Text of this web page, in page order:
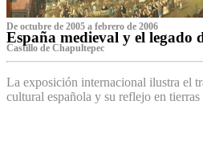
De octubre de 2005 a febrero de 2006
España medieval y el legado
Castillo de Chapultepec
La exposición internacional ilustra el
cultural española y su reflejo en